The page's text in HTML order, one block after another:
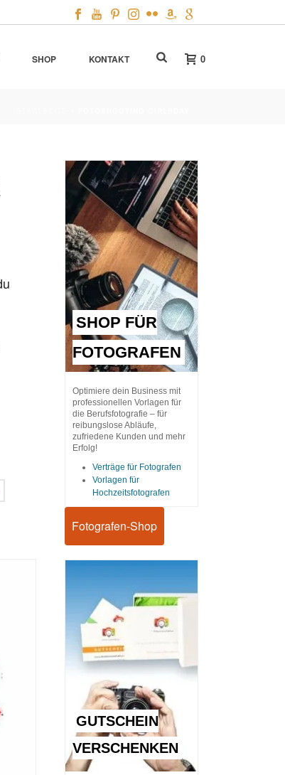
SHOP KONTAKT 0
SHOP FÜR
FOTOGRAFEN
Optimiere dein Business mit
professionellen Vorlagen für
die Berufsfotografie – für
reibungslose Abläufe,
zufriedene Kunden und mehr
Erfolg!
Verträge für Fotografen
Vorlagen für
Hochzeitsfotografen
Fotografen-Shop
GUTSCHEIN
VERSCHENKEN